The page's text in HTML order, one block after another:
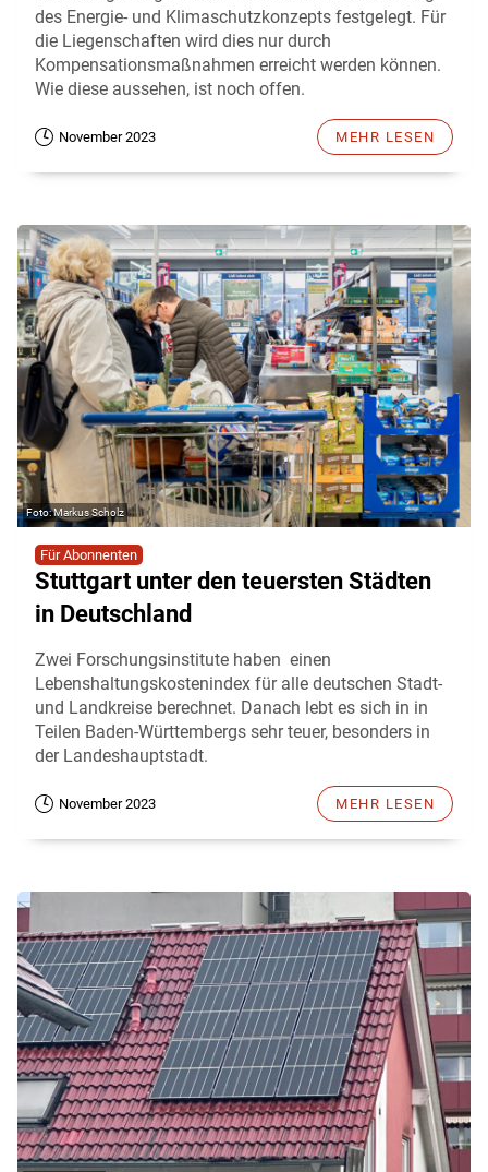
des Energie- und Klimaschutzkonzepts festgelegt. Für
die Liegenschaften wird dies nur durch
Kompensationsmaßnahmen erreicht werden können.
Wie diese aussehen, ist noch offen.
November 2023 MEHR LESEN
Markus Scholz
Für Abonnenten
Stuttgart unter den teuersten Städten
in Deutschland
Zwei Forschungsinstitute haben einen
Lebenshaltungskostenindex für alle deutschen Stadt-
und Landkreise berechnet. Danach lebt es sich in in
Teilen Baden-Württembergs sehr teuer, besonders in
der Landeshauptstadt.
November 2023 MEHR LESEN